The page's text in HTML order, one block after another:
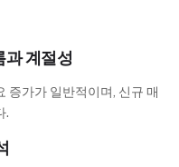
과 계절성
증가가 일반적이며, 신규 매
.